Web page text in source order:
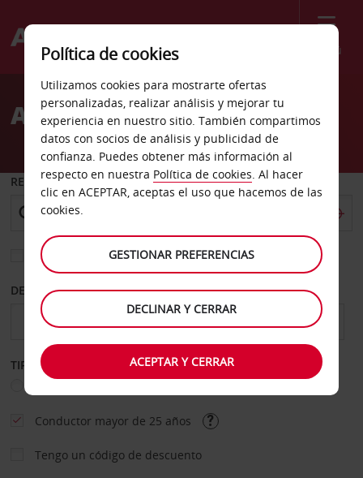
Menú
Welcome
AvisAlquiler de coches Kendal
RECOGER EN
Elegir otra oficina de devolución
DESDE HASTA
TIPO DE ALQUILER
Conductor mayor de 25 años
Tengo un código de descuento
Política de cookies
Utilizamos cookies para mostrarte ofertas
personalizadas, realizar análisis y mejorar tu
experiencia en nuestro sitio. También compartimos
datos con socios de análisis y publicidad de
confianza. Puedes obtener más información al
respecto en nuestra Política de cookies. Al hacer
clic en ACEPTAR, aceptas el uso que hacemos de las
cookies.
GESTIONAR PREFERENCIAS
DECLINAR Y CERRAR
ACEPTAR Y CERRAR